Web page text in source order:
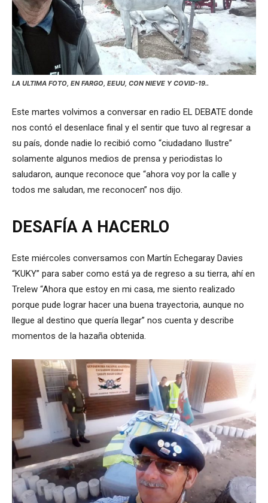
LA ULTIMA FOTO, EN FARGO, EEUU, CON NIEVE Y COVID-19..
Este martes volvimos a conversar en radio EL DEBATE donde
nos contó el desenlace final y el sentir que tuvo al regresar a
su país, donde nadie lo recibió como “ciudadano Ilustre”
solamente algunos medios de prensa y periodistas lo
saludaron, aunque reconoce que “ahora voy por la calle y
todos me saludan, me reconocen” nos dijo.
DESAFÍA A HACERLO
Este miércoles conversamos con Martín Echegaray Davies
“KUKY” para saber como está ya de regreso a su tierra, ahí en
Trelew “Ahora que estoy en mi casa, me siento realizado
porque pude lograr hacer una buena trayectoria, aunque no
llegue al destino que quería llegar” nos cuenta y describe
momentos de la hazaña obtenida.